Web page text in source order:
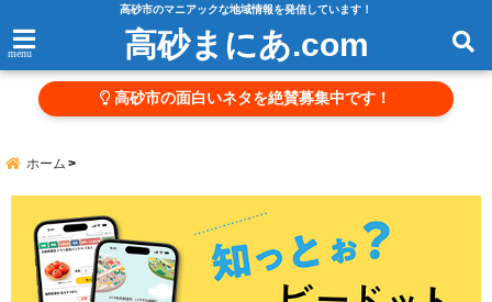
高砂市のマニアックな地域情報を発信しています！
menu 高砂まにあ.com
高砂市の面白いネタを絶賛募集中です！
ホーム